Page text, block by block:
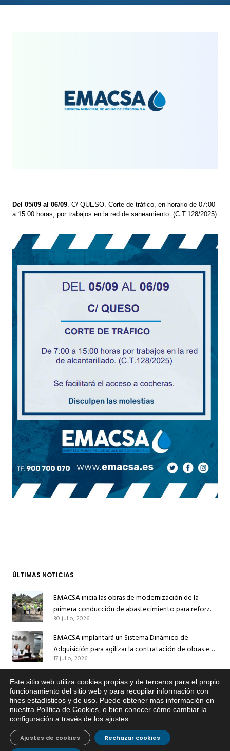
Del 05/09 al 06/09. C/ QUESO. Corte de tráfico, en horario de 07:00
a 15:00 horas, por trabajos en la red de saneamiento. (C.T.128/2025)
ÚLTIMAS NOTICIAS
EMACSA inicia las obras de modernización de la
primera conducción de abastecimiento para reforzar
el suministro de agua de Córdoba
30 julio, 2026
EMACSA implantará un Sistema Dinámico de
Adquisición para agilizar la contratación de obras en
sus redes e instalaciones
17 julio, 2026
EMACSA inicia hoy las obras de una nueva arteria de
abastecimiento y una red de agua no potable en
Ingeniero Ruiz de Azúa
13 julio, 2026
Caracterización ZA Córdoba Red Quemadas- 1ª Sem
2026
9 julio, 2026
Este sitio web utiliza cookies propias y de terceros para el propio
funcionamiento del sitio web y para recopilar información con
fines estadísticos y de uso. Puede obtener más información en
nuestra Política de Cookies , o bien conocer cómo cambiar la
configuración a través de los ajustes
Rechazar cookies
Ajustes de cookies
Si tiene cualquier duda sobre
EMACSA, haga click abajo.